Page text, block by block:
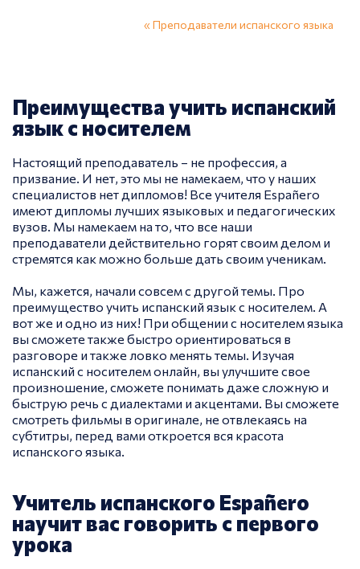
« Преподаватели испанского языка
Преимущества учить испанский
язык с носителем
Настоящий преподаватель – не профессия, а
призвание. И нет, это мы не намекаем, что у наших
специалистов нет дипломов! Все учителя Españero
имеют дипломы лучших языковых и педагогических
вузов. Мы намекаем на то, что все наши
преподаватели действительно горят своим делом и
стремятся как можно больше дать своим ученикам.
Мы, кажется, начали совсем с другой темы. Про
преимущество учить испанский язык с носителем. А
вот же и одно из них! При общении с носителем языка
вы сможете также быстро ориентироваться в
разговоре и также ловко менять темы. Изучая
испанский с носителем онлайн, вы улучшите свое
произношение, сможете понимать даже сложную и
быструю речь с диалектами и акцентами. Вы сможете
смотреть фильмы в оригинале, не отвлекаясь на
субтитры, перед вами откроется вся красота
испанского языка.
Учитель испанского Españero
научит вас говорить с первого
урока